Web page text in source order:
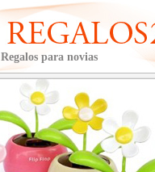
Regalos para novias